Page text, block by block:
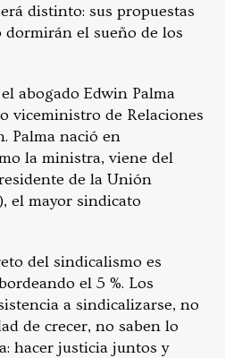
distinto: sus propuestas
dormirán el sueño de los
abogado Edwin Palma
viceministro de Relaciones
Palma nació en
la ministra, viene del
de la Unión
el mayor sindicato
del sindicalismo es
el 5 %. Los
a sindicalizarse, no
de crecer, no saben lo
hacer justicia juntos y